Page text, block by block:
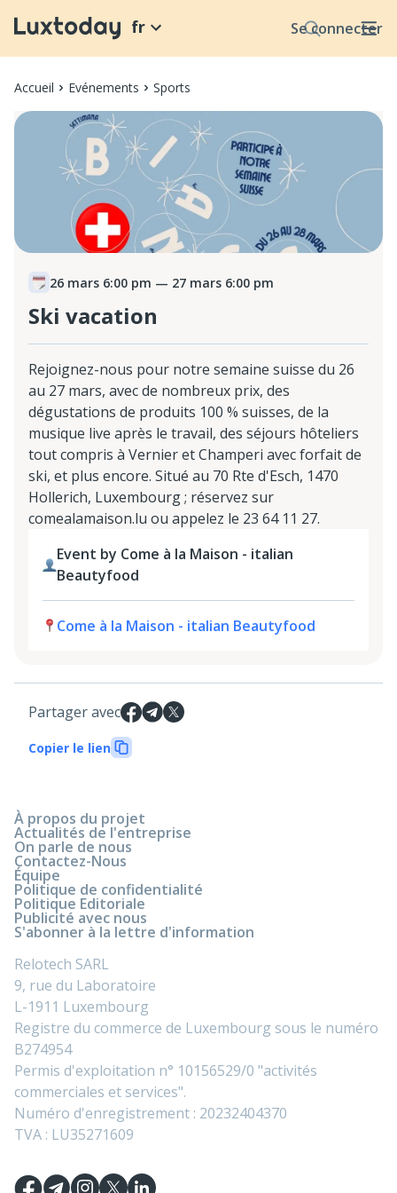
Se connecter
fr
Accueil Evénements Sports
26 mars 6:00 pm — 27 mars 6:00 pm
Ski vacation
Rejoignez-nous pour notre semaine suisse du 26
au 27 mars, avec de nombreux prix, des
dégustations de produits 100 % suisses, de la
musique live après le travail, des séjours hôteliers
tout compris à Vernier et Champeri avec forfait de
ski, et plus encore. Situé au 70 Rte d'Esch, 1470
Hollerich, Luxembourg ; réservez sur
comealamaison.lu ou appelez le 23 64 11 27.
Event by Come à la Maison - italian
Beautyfood
Come à la Maison - italian Beautyfood
Partager avec
Copier le lien
À propos du projet
Actualités de l'entreprise
On parle de nous
Contactez-Nous
Équipe
Politique de confidentialité
Politique Editoriale
Publicité avec nous
S'abonner à la lettre d'information
Relotech SARL
9, rue du Laboratoire
L-1911 Luxembourg
Registre du commerce de Luxembourg sous le numéro
B274954
Permis d'exploitation n° 10156529/0 "activités
commerciales et services".
Numéro d'enregistrement : 20232404370
TVA : LU35271609